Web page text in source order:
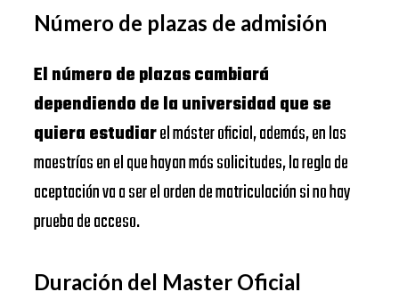
Número de plazas de admisión
El número de plazas cambiará
dependiendo de la universidad que se
quiera estudiarel máster oficial, además, en las
maestrías en el que hayan más solicitudes, la regla de
aceptación va a ser el orden de matriculación si no hay
prueba de acceso.
Duración del Master Oficial